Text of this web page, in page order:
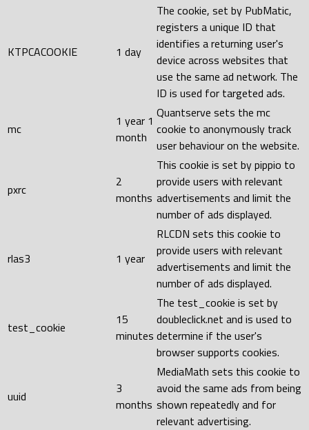
KTPCACOOKIE 1 day
The cookie, set by PubMatic,
registers a unique ID that
identifies a returning user's
device across websites that
use the same ad network. The
ID is used for targeted ads.
mc
1 year 1
month
Quantserve sets the mc
cookie to anonymously track
user behaviour on the website.
pxrc
2
months
This cookie is set by pippio to
provide users with relevant
advertisements and limit the
number of ads displayed.
rlas3 1 year
RLCDN sets this cookie to
provide users with relevant
advertisements and limit the
number of ads displayed.
test_cookie
15
minutes
The test_cookie is set by
doubleclick.net and is used to
determine if the user's
browser supports cookies.
uuid
3
months
MediaMath sets this cookie to
avoid the same ads from being
shown repeatedly and for
relevant advertising.